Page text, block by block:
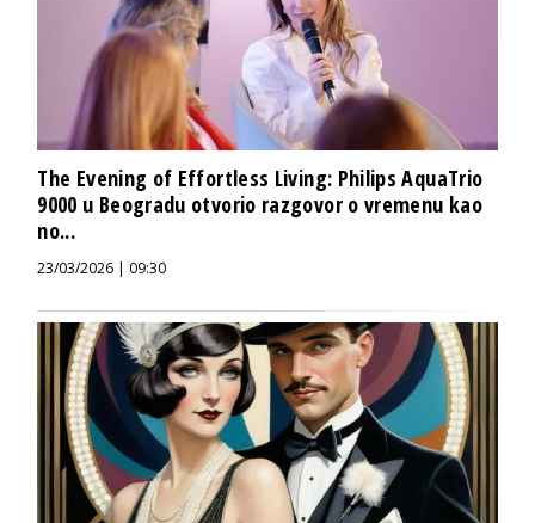
The Evening of Effortless Living: Philips AquaTrio
9000 u Beogradu otvorio razgovor o vremenu kao
no...
23/03/2026 | 09:30